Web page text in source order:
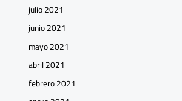
julio 2021
junio 2021
mayo 2021
abril 2021
febrero 2021